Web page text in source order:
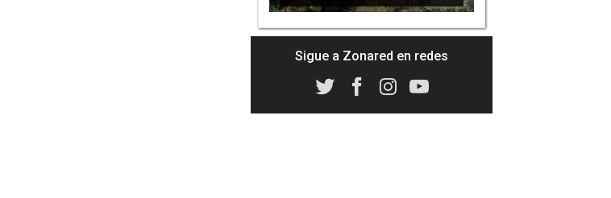
Sigue a Zonared en redes